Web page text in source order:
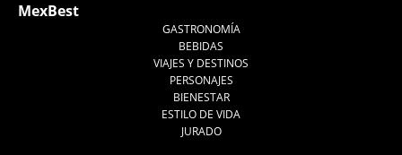
MexBest
GASTRONOMÍA
BEBIDAS
VIAJES Y DESTINOS
PERSONAJES
BIENESTAR
ESTILO DE VIDA
JURADO